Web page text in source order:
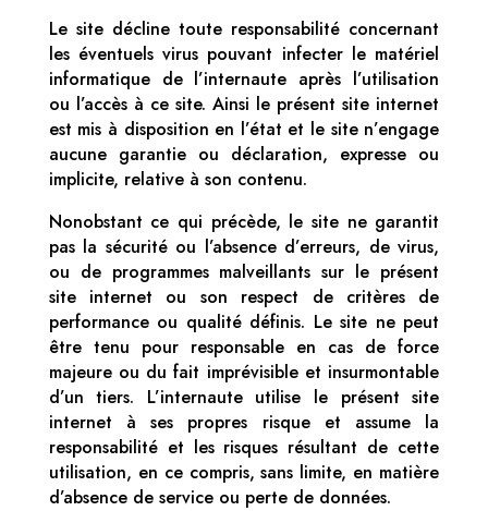
Le site décline toute responsabilité concernant
les éventuels virus pouvant infecter le matériel
informatique de l’internaute après l’utilisation
ou l’accès à ce site. Ainsi le présent site internet
est mis à disposition en l’état et le site n’engage
aucune garantie ou déclaration, expresse ou
implicite, relative à son contenu.
Nonobstant ce qui précède, le site ne garantit
pas la sécurité ou l’absence d’erreurs, de virus,
ou de programmes malveillants sur le présent
site internet ou son respect de critères de
performance ou qualité définis. Le site ne peut
être tenu pour responsable en cas de force
majeure ou du fait imprévisible et insurmontable
d’un tiers. L’internaute utilise le présent site
internet à ses propres risque et assume la
responsabilité et les risques résultant de cette
utilisation, en ce compris, sans limite, en matière
d’absence de service ou perte de données.